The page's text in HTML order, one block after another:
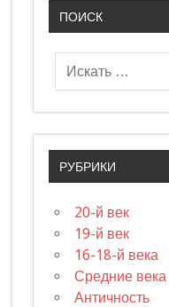
ПОИСК
РУБРИКИ
20-й век
19-й век
16-18-й века
Средние века
Античность